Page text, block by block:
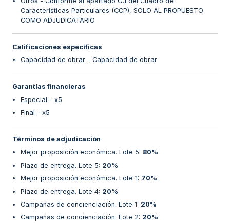
Características Particulares (CCP), SOLO AL PROPUESTO
COMO ADJUDICATARIO
Calificaciones específicas
Capacidad de obrar - Capacidad de obrar
Garantías financieras
Especial - x5
Final - x5
Términos de adjudicación
Mejor proposición económica. Lote 5: 80%
Plazo de entrega. Lote 5: 20%
Mejor proposición económica. Lote 1: 70%
Plazo de entrega. Lote 4: 20%
Campañas de concienciación. Lote 1: 20%
Campañas de concienciación. Lote 2: 20%